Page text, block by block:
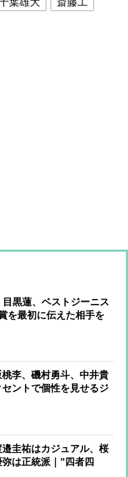
黒蓮、ベストジーニス
を最初に伝えた相手を
れていました」
李、磯村勇斗、中井貴
ントで個性を見せるジ
圭祐はカジュアル、桜
は正統派｜”四者四